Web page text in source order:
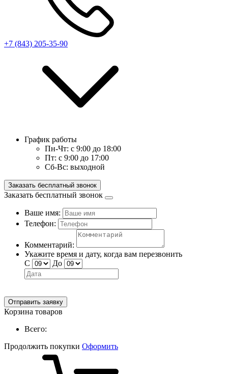
+7 (843) 205-35-90
График работы
Пн-Чт: с 9:00 до 18:00
Пт: с 9:00 до 17:00
Сб-Вс: выходной
Заказать бесплатный звонок
Заказать бесплатный звонок
Ваше имя:
Телефон:
Комментарий:
Укажите время и дату, когда вам перезвонить
С
До
Отправить заявку
Корзина товаров
Всего:
Продолжить покупки Оформить